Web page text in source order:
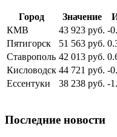
Город Значение
КМВ
43 923 руб. -
Пятигорск
51 563 руб.
Ставрополь 42 013 руб.
Кисловодск 44 721 руб. -
Ессентуки
38 238 руб. -
Последние новости